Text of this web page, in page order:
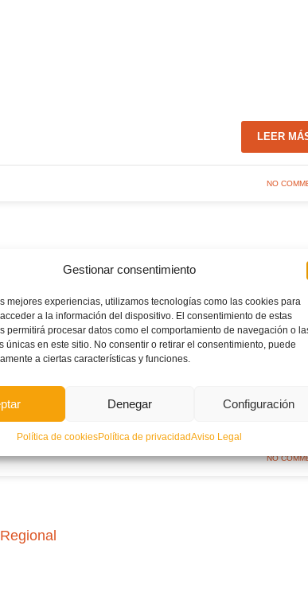
Gestionar consentimiento
mejores experiencias, utilizamos tecnologías como las cookies para
a la información del dispositivo. El consentimiento de estas
permitirá procesar datos como el comportamiento de navegación o
únicas en este sitio. No consentir o retirar el consentimiento, puede
a ciertas características y funciones.
Denegar Configuración
Política de cookiesPolítica de privacidadAviso Legal
LEER
NO
Año Castellón
LEER MÁS
NO